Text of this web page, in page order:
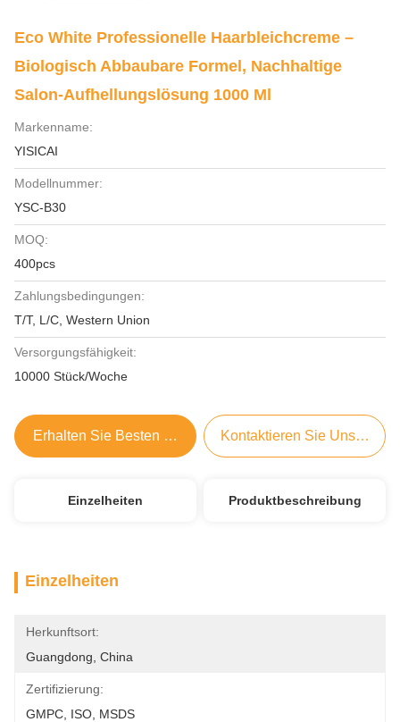
Eco White Professionelle Haarbleichcreme –
Biologisch Abbaubare Formel, Nachhaltige
Salon-Aufhellungslösung 1000 Ml
Markenname:
YISICAI
Modellnummer:
YSC-B30
MOQ:
400pcs
Zahlungsbedingungen:
T/T, L/C, Western Union
Versorgungsfähigkeit:
10000 Stück/Woche
Erhalten Sie Besten Preis Kontaktieren Sie Uns Jetzt
Einzelheiten Produktbeschreibung
Einzelheiten
Herkunftsort:
Guangdong, China
Zertifizierung:
GMPC, ISO, MSDS